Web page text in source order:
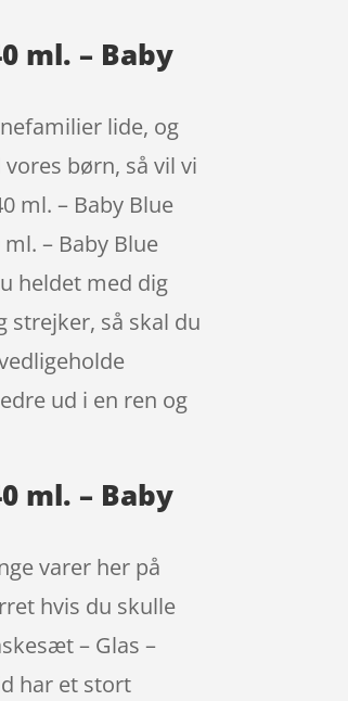
ml. – Baby
lide, og
børn, så vil vi
ml. – Baby Blue
– Baby Blue
heldet med dig
strejker, så skal du
ud i en ren og
ml. – Baby
varer her på
hvis du skulle
– Glas –
har et stort